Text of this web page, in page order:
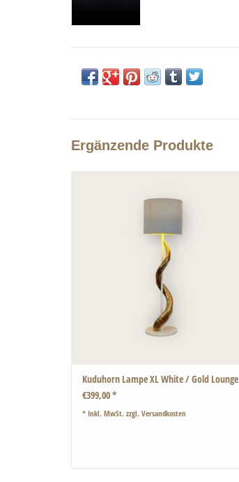
Ergänzende Produkte
Es wurde ein echtes Kuduhorn verwendet, was
sich um den Lampenständer schlängelt.
ZUM WARENKORB HINZUFÜGEN
Kuduhorn Lampe XL White / Gold Lounge
€399,00 *
* Inkl. MwSt. zzgl. Versandkosten